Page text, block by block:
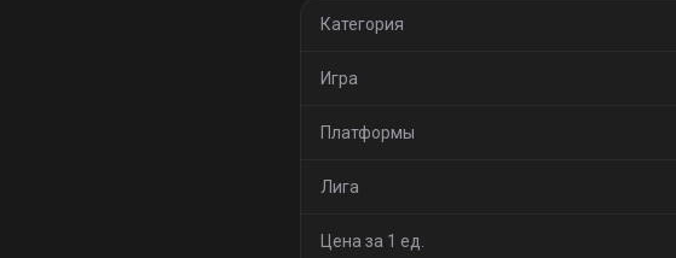
Категория
Игра
Платформы
Лига
Цена за 1 ед.